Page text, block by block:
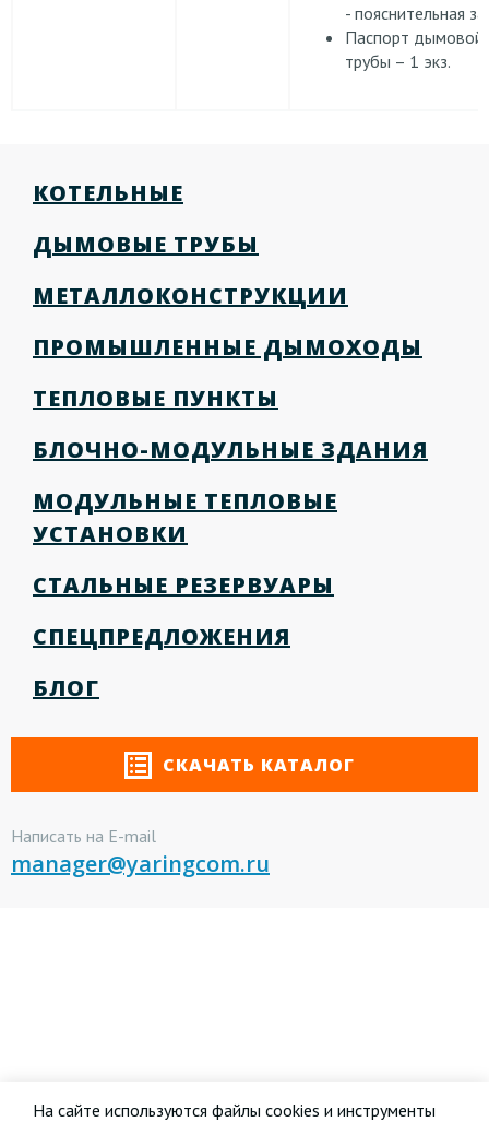
- пояснительная
Паспорт дымовой
трубы – 1 экз.
КОТЕЛЬНЫЕ
ДЫМОВЫЕ ТРУБЫ
МЕТАЛЛОКОНСТРУКЦИИ
ПРОМЫШЛЕННЫЕ ДЫМОХОДЫ
ТЕПЛОВЫЕ ПУНКТЫ
БЛОЧНО-МОДУЛЬНЫЕ ЗДАНИЯ
МОДУЛЬНЫЕ ТЕПЛОВЫЕ
УСТАНОВКИ
СТАЛЬНЫЕ РЕЗЕРВУАРЫ
СПЕЦПРЕДЛОЖЕНИЯ
БЛОГ
СКАЧАТЬ КАТАЛОГ
Написать на E-mail
manager@yaringcom.ru
На сайте используются файлы cookies и инструменты